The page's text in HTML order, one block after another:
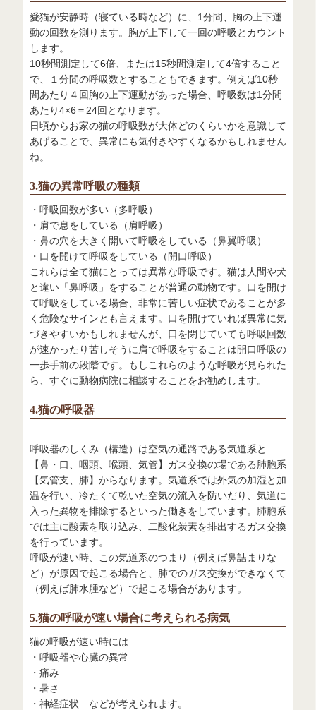
愛猫が安静時（寝ている時など）に、1分間、胸の上下運
動の回数を測ります。胸が上下して一回の呼吸とカウント
します。
10秒間測定して6倍、または15秒間測定して4倍すること
で、１分間の呼吸数とすることもできます。例えば10秒
間あたり４回胸の上下運動があった場合、呼吸数は1分間
あたり4×6＝24回となります。
日頃からお家の猫の呼吸数が大体どのくらいかを意識して
あげることで、異常にも気付きやすくなるかもしれません
ね。
3.猫の異常呼吸の種類
・呼吸回数が多い（多呼吸）
・肩で息をしている（肩呼吸）
・鼻の穴を大きく開いて呼吸をしている（鼻翼呼吸）
・口を開けて呼吸をしている（開口呼吸）
これらは全て猫にとっては異常な呼吸です。猫は人間や犬
と違い「鼻呼吸」をすることが普通の動物です。口を開け
て呼吸をしている場合、非常に苦しい症状であることが多
く危険なサインとも言えます。口を開けていれば異常に気
づきやすいかもしれませんが、口を閉じていても呼吸回数
が速かったり苦しそうに肩で呼吸をすることは開口呼吸の
一歩手前の段階です。もしこれらのような呼吸が見られた
ら、すぐに動物病院に相談することをお勧めします。
4.猫の呼吸器
呼吸器のしくみ（構造）は空気の通路である気道系と
【鼻・口、咽頭、喉頭、気管】ガス交換の場である肺胞系
【気管支、肺】からなります。気道系では外気の加湿と加
温を行い、冷たくて乾いた空気の流入を防いだり、気道に
入った異物を排除するといった働きをしています。肺胞系
では主に酸素を取り込み、二酸化炭素を排出するガス交換
を行っています。
呼吸が速い時、この気道系のつまり（例えば鼻詰まりな
ど）が原因で起こる場合と、肺でのガス交換ができなくて
（例えば肺水腫など）で起こる場合があります。
5.猫の呼吸が速い場合に考えられる病気
猫の呼吸が速い時には
・呼吸器や心臓の異常
・痛み
・暑さ
・神経症状 などが考えられます。